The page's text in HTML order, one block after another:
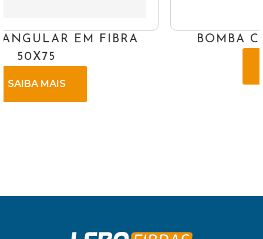
BOMBA CLIMATIZADOR 85W